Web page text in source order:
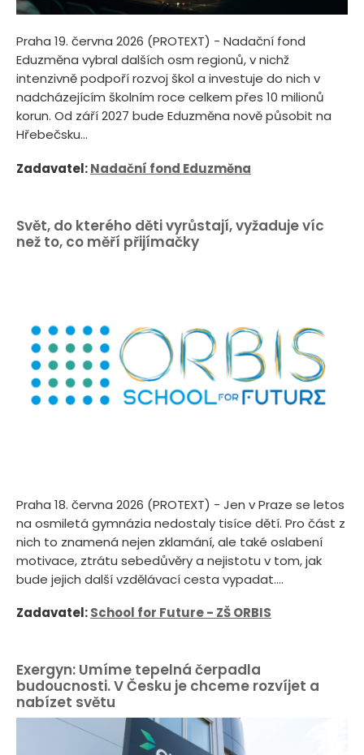
Praha 19. června 2026 (PROTEXT) - Nadační fond
Eduzměna vybral dalších osm regionů, v nichž
intenzivně podpoří rozvoj škol a investuje do nich v
nadcházejícím školním roce celkem přes 10 milionů
korun. Od září 2027 bude Eduzměna nově působit na
Hřebečsku...
Zadavatel:Nadační fond Eduzměna
Svět, do kterého děti vyrůstají, vyžaduje víc
než to, co měří přijímačky
Praha 18. června 2026 (PROTEXT) - Jen v Praze se letos
na osmiletá gymnázia nedostaly tisíce dětí. Pro část z
nich to znamená nejen zklamání, ale také oslabení
motivace, ztrátu sebedůvěry a nejistotu v tom, jak
bude jejich další vzdělávací cesta vypadat....
Zadavatel:School for Future - ZŠ ORBIS
Exergyn: Umíme tepelná čerpadla
budoucnosti. V Česku je chceme rozvíjet a
nabízet světu